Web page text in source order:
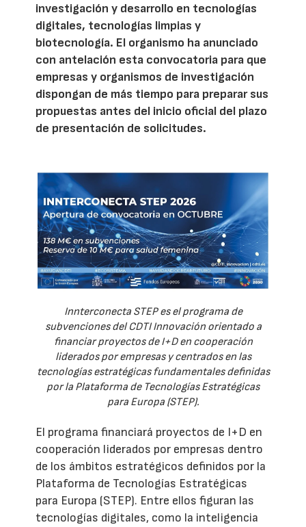
investigación y desarrollo en tecnologías
digitales, tecnologías limpias y
biotecnología. El organismo ha anunciado
con antelación esta convocatoria para que
empresas y organismos de investigación
dispongan de más tiempo para preparar sus
propuestas antes del inicio oficial del plazo
de presentación de solicitudes.
Innterconecta STEP es el programa de
subvenciones del CDTI Innovación orientado a
financiar proyectos de I+D en cooperación
liderados por empresas y centrados en las
tecnologías estratégicas fundamentales definidas
por la Plataforma de Tecnologías Estratégicas
para Europa (STEP).
El programa financiará proyectos de I+D en
cooperación liderados por empresas dentro
de los ámbitos estratégicos definidos por la
Plataforma de Tecnologías Estratégicas
para Europa (STEP). Entre ellos figuran las
tecnologías digitales, como la inteligencia